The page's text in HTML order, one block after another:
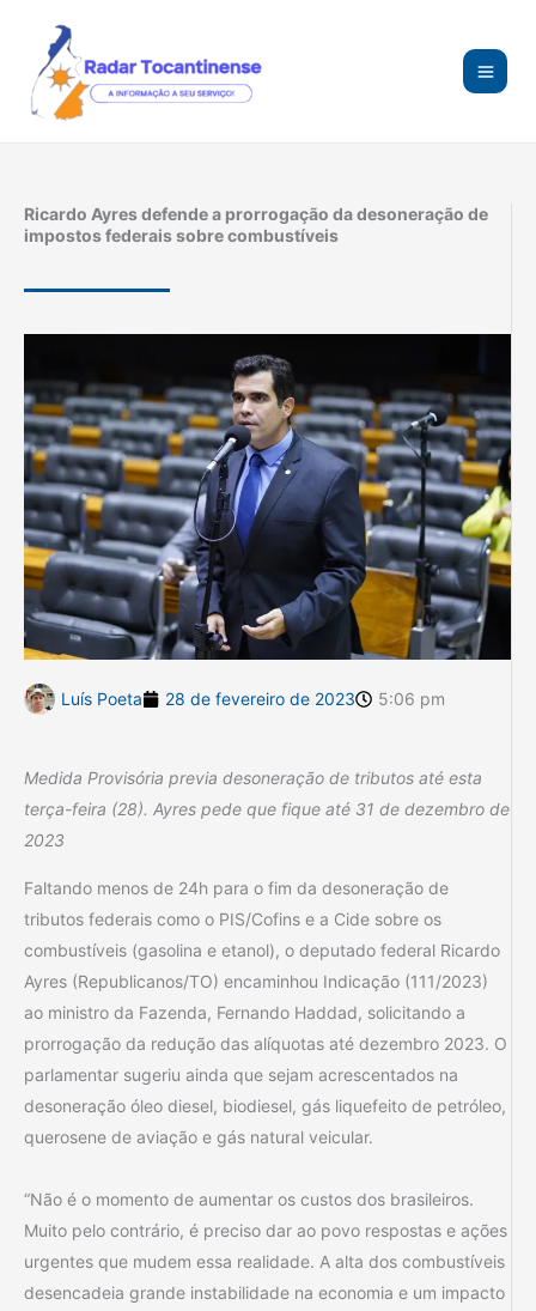
conteúdo
Ricardo Ayres defende a prorrogação da desoneração de
impostos federais sobre combustíveis
Luís Poeta 28 de fevereiro de 2023 5:06 pm
Medida Provisória previa desoneração de tributos até esta
terça-feira (28). Ayres pede que fique até 31 de dezembro de
2023
Faltando menos de 24h para o fim da desoneração de
tributos federais como o PIS/Cofins e a Cide sobre os
combustíveis (gasolina e etanol), o deputado federal Ricardo
Ayres (Republicanos/TO) encaminhou Indicação (111/2023)
ao ministro da Fazenda, Fernando Haddad, solicitando a
prorrogação da redução das alíquotas até dezembro 2023. O
parlamentar sugeriu ainda que sejam acrescentados na
desoneração óleo diesel, biodiesel, gás liquefeito de petróleo,
querosene de aviação e gás natural veicular.
“Não é o momento de aumentar os custos dos brasileiros.
Muito pelo contrário, é preciso dar ao povo respostas e ações
urgentes que mudem essa realidade. A alta dos combustíveis
desencadeia grande instabilidade na economia e um impacto